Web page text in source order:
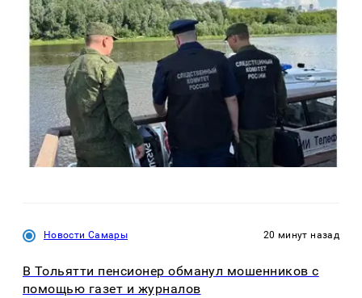
Новости Самары 20 минут назад
В Тольятти пенсионер обманул мошенников с
помощью газет и журналов